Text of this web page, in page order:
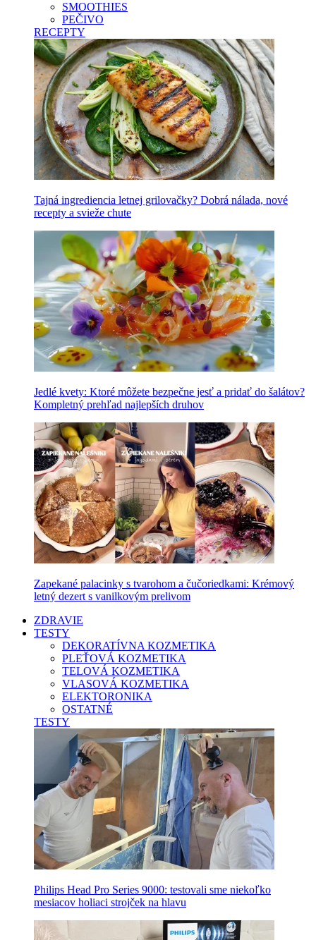
SMOOTHIES
PEČIVO
RECEPTY
Tajná ingrediencia letnej grilovačky? Dobrá nálada, nové
recepty a svieže chute
Jedlé kvety: Ktoré môžete bezpečne jesť a pridať do šalátov?
Kompletný prehľad najlepších druhov
Zapekané palacinky s tvarohom a čučoriedkami: Krémový
letný dezert s vanilkovým prelivom
ZDRAVIE
TESTY
DEKORATÍVNA KOZMETIKA
PLEŤOVÁ KOZMETIKA
TELOVÁ KOZMETIKA
VLASOVÁ KOZMETIKA
ELEKTORONIKA
OSTATNÉ
TESTY
Philips Head Pro Series 9000: testovali sme niekoľko
mesiacov holiaci strojček na hlavu